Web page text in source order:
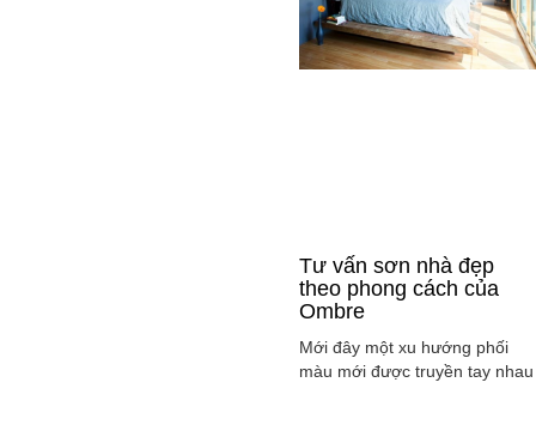
Tư vấn sơn nhà đẹp
theo phong cách của
Ombre
Mới đây một xu hướng phối
màu mới được truyền tay nhau